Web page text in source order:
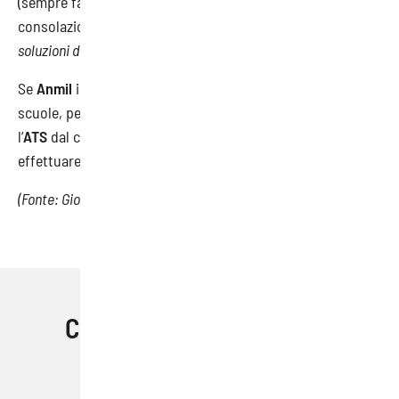
consolazione, ed è chiaro a tutti come occorra trovare
soluzioni durature
SeAnmil insiste sull’importanza di fare formazione nelle
scuole, per sensibilizzare per tempo i futuri lavoratori,
l’ATS dal canto suo ha assunto nuovo personale per
effettuare i controlli.
(Fonte: Giornale di Brescia)
Condividi questo articolo